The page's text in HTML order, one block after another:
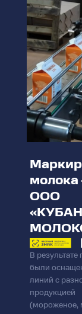
молока
ООО
В результате
были
линий с
продукцией
(мороженое,